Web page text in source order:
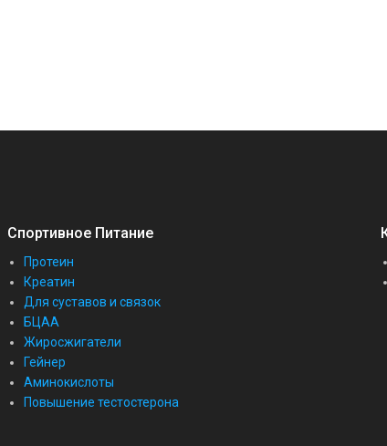
Спортивное Питание
Протеин
Креатин
Для суставов и связок
БЦАА
Жиросжигатели
Гейнер
Аминокислоты
Повышение тестостерона